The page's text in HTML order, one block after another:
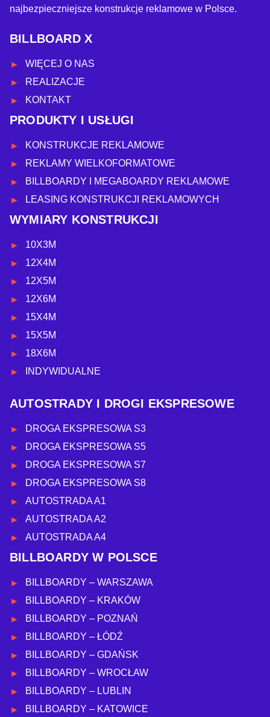
najbezpieczniejsze konstrukcje reklamowe w Polsce.
BILLBOARD X
WIĘCEJ O NAS
REALIZACJE
KONTAKT
PRODUKTY I USŁUGI
KONSTRUKCJE REKLAMOWE
REKLAMY WIELKOFORMATOWE
BILLBOARDY I MEGABOARDY REKLAMOWE
LEASING KONSTRUKCJI REKLAMOWYCH
WYMIARY KONSTRUKCJI
10X3M
12X4M
12X5M
12X6M
15X4M
15X5M
18X6M
INDYWIDUALNE
AUTOSTRADY I DROGI EKSPRESOWE
DROGA EKSPRESOWA S3
DROGA EKSPRESOWA S5
DROGA EKSPRESOWA S7
DROGA EKSPRESOWA S8
AUTOSTRADA A1
AUTOSTRADA A2
AUTOSTRADA A4
BILLBOARDY W POLSCE
BILLBOARDY – WARSZAWA
BILLBOARDY – KRAKÓW
BILLBOARDY – POZNAŃ
BILLBOARDY – ŁÓDŹ
BILLBOARDY – GDAŃSK
BILLBOARDY – WROCŁAW
BILLBOARDY – LUBLIN
BILLBOARDY – KATOWICE